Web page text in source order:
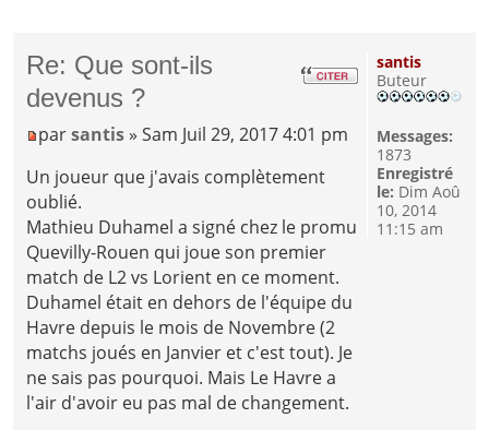
Re: Que sont-ils
devenus ?
parsantis » Sam Juil 29, 2017 4:01 pm
Un joueur que j'avais complètement
oublié.
Mathieu Duhamel a signé chez le promu
Quevilly-Rouen qui joue son premier
match de L2 vs Lorient en ce moment.
Duhamel était en dehors de l'équipe du
Havre depuis le mois de Novembre (2
matchs joués en Janvier et c'est tout). Je
ne sais pas pourquoi. Mais Le Havre a
l'air d'avoir eu pas mal de changement.
santis
Buteur
Messages:
1873
Enregistré
le: Dim Aoû
10, 2014
11:15 am